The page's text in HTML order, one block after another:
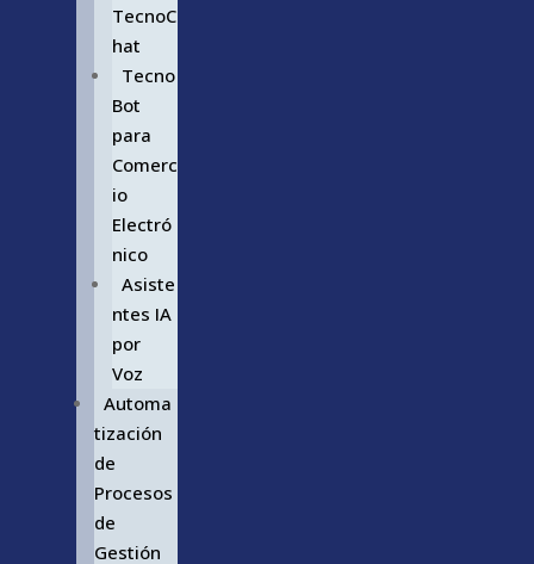
TecnoC
hat
Tecno
Bot
para
Comerc
io
Electró
nico
Asiste
ntes IA
por
Voz
Automa
tización
de
Procesos
de
Gestión